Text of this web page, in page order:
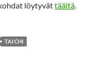
löytyvättäältä.
TAI CHI